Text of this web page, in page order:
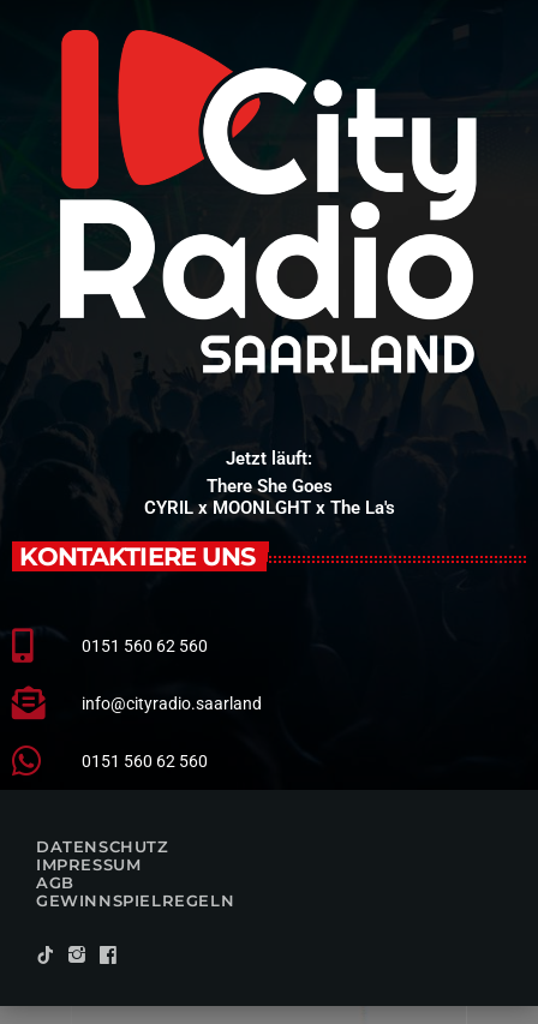
Jetzt läuft:
There She Goes
CYRIL x MOONLGHT x The La's
KONTAKTIERE UNS
0151 560 62 560
info@cityradio.saarland
0151 560 62 560
DATENSCHUTZ
IMPRESSUM
AGB
GEWINNSPIELREGELN